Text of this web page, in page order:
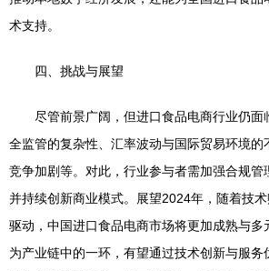
术支持。
四、挑战与展望
尽管前景广阔，但进口食品电商行业仍
全监管的复杂性、汇率波动与国际贸易环境的
竞争加剧等。对此，行业参与者需加强合规管
并持续创新商业模式。展望2024年，随着技
驱动，中国进口食品电商市场将更加成熟与多
为产业链中的一环，有望通过技术创新与服